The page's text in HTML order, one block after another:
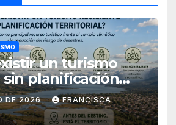
un turismo
planificación
DE 2026 FRANCISCA